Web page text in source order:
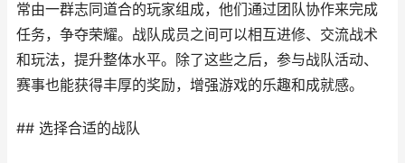
常由一群志同道合的玩家组成，他们通过团队协作来完成
任务，争夺荣耀。战队成员之间可以相互进修、交流战术
和玩法，提升整体水平。除了这些之后，参与战队活动、
赛事也能获得丰厚的奖励，增强游戏的乐趣和成就感。
## 选择合适的战队